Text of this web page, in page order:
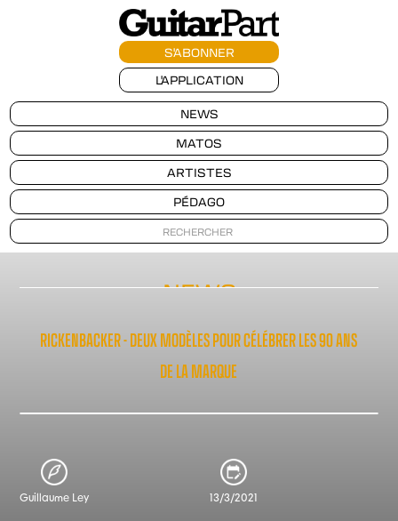
S'ABONNER
L'APPLICATION
NEWS
MATOS
ARTISTES
PÉDAGO
NEWS
RICKENBACKER - DEUX MODÈLES POUR CÉLÉBRER LES 90 ANS
DE LA MARQUE
Guillaume Ley 13/3/2021